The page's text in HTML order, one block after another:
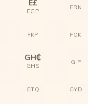
E£
EGP
ERN
FKP FOK
GH₵
GHS
GIP
GTQ GYD